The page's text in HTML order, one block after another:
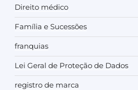
Direito médico
Família e Sucessões
franquias
Lei Geral de Proteção de Dados
registro de marca